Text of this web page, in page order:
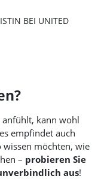
BEI UNITED
anfühlt, kann wohl
empfindet auch
wissen möchten, wie
– probieren Sie
aus!